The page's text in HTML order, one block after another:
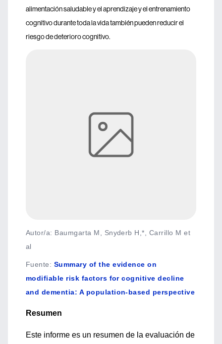
alimentación saludable y el aprendizaje y el entrenamiento
cognitivo durante toda la vida también pueden reducir el
riesgo de deterioro cognitivo.
Autor/a: Baumgarta M, Snyderb H,*, Carrillo M et
al
Fuente: Summary of the evidence on
modifiable risk factors for cognitive decline
and dementia: A population-based perspective
Resumen
Este informe es un resumen de la evaluación de